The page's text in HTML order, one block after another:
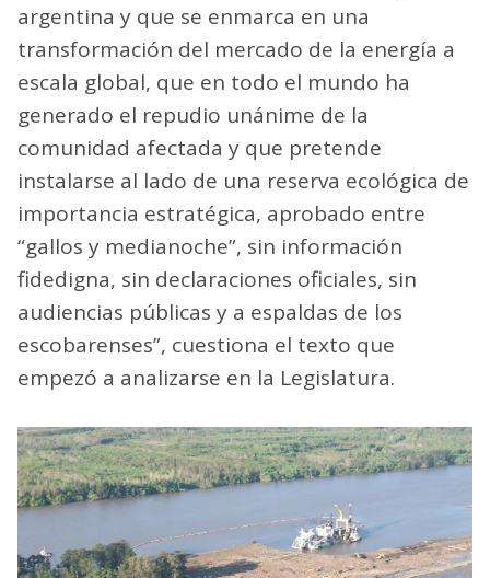
argentina y que se enmarca en una
transformación del mercado de la energía a
escala global, que en todo el mundo ha
generado el repudio unánime de la
comunidad afectada y que pretende
instalarse al lado de una reserva ecológica de
importancia estratégica, aprobado entre
“gallos y medianoche”, sin información
fidedigna, sin declaraciones oficiales, sin
audiencias públicas y a espaldas de los
escobarenses”, cuestiona el texto que
empezó a analizarse en la Legislatura.